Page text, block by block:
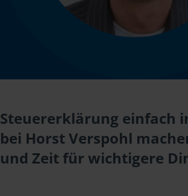
Steuererklärung einfach
bei Horst Verspohl
und Zeit für wichtigere